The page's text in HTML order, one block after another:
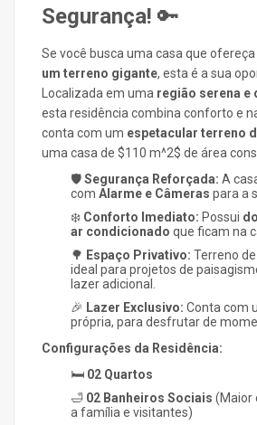
Segurança! 🔑
Se você busca uma casa que ofereça
um terreno gigante, esta é a sua
Localizada em uma região serena e
esta residência combina conforto e
conta com um espetacular terreno
uma casa de $110 m^2$ de área
🛡️Segurança Reforçada: A
com Alarme e Câmeras para a
❄️ Conforto Imediato: Possui
ar condicionado que ficam na
🌳 Espaço Privativo: Terreno de
ideal para projetos de
lazer adicional.
🎉 Lazer Exclusivo: Conta com
própria, para desfrutar de
Configurações da Residência:
🛏️ 02 Quartos
🛁 02 Banheiros Sociais (Maior
a família e visitantes)